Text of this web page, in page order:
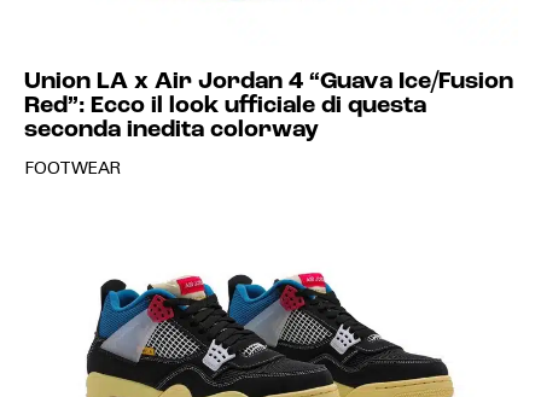
Union LA x Air Jordan 4 “Guava Ice/Fusion
Red”: Ecco il look ufficiale di questa
seconda inedita colorway
FOOTWEAR